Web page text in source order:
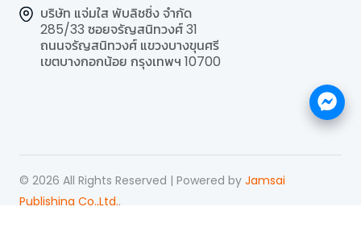
บริษัท แจ่มใส พับลิชชิ่ง จำกัด
285/33 ซอยจรัญสนิทวงศ์ 31
ถนนจรัญสนิทวงศ์ แขวงบางขุนศรี
เขตบางกอกน้อย กรุงเทพฯ 10700
© 2026 All Rights Reserved | Powered by Jamsai
Publishing Co.,Ltd..